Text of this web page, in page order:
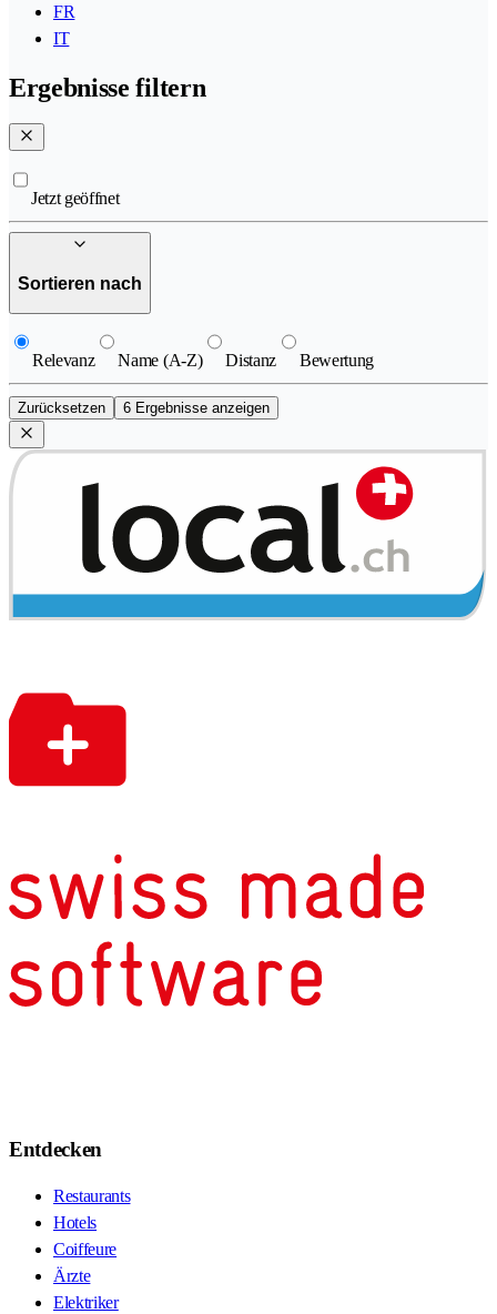
FR
IT
Ergebnisse filtern
Jetzt geöffnet
Sortieren nach
Relevanz Name (A-Z) Distanz Bewertung
Zurücksetzen 6 Ergebnisse anzeigen
Entdecken
Restaurants
Hotels
Coiffeure
Ärzte
Elektriker